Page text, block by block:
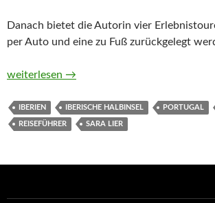
Danach bietet die Autorin vier
per Auto und eine zu Fuß zurückgelegt
MARCO POLO Portugal von Sara Lier
weiterlesen →
IBERIEN IBERISCHE HALBINSEL PORTUGAL
REISEFÜHRER SARA LIER